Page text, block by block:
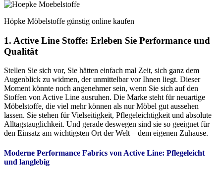
Höpke Möbelstoffe günstig online kaufen
1. Active Line Stoffe: Erleben Sie Performance und
Qualität
Stellen Sie sich vor, Sie hätten einfach mal Zeit, sich ganz dem
Augenblick zu widmen, der unmittelbar vor Ihnen liegt. Dieser
Moment könnte noch angenehmer sein, wenn Sie sich auf den
Stoffen von Active Line ausruhen. Die Marke steht für neuartige
Möbelstoffe, die viel mehr können als nur Möbel gut aussehen
lassen. Sie stehen für Vielseitigkeit, Pflegeleichtigkeit und absolute
Alltagstauglichkeit. Und gerade deswegen sind sie so geeignet für
den Einsatz am wichtigsten Ort der Welt – dem eigenen Zuhause.
Moderne Performance Fabrics von Active Line: Pflegeleicht
und langlebig